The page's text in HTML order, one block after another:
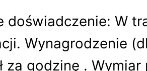
doświadczenie: W
Wynagrodzenie
za godzinę .